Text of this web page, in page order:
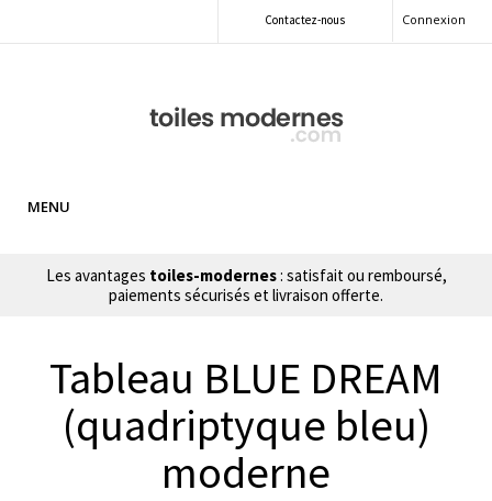
Connexion
Contactez-nous
MENU
Les avantages toiles-modernes: satisfait ou remboursé,
paiements sécurisés et livraison offerte.
Tableau BLUE DREAM
(quadriptyque bleu)
moderne